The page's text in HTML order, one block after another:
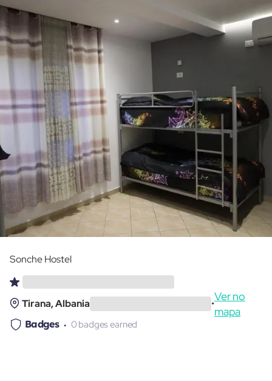
Sonche Hostel
Tirana, Albania •
Ver no
mapa
Badges 0 badges earned